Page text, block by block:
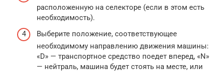
расположенную на селекторе (если в этом есть
необходимость).
Выберите положение, соответствующее
необходимому направлению движения машины:
«D» — транспортное средство поедет вперед, «N»
— нейтраль, машина будет стоять на месте, или